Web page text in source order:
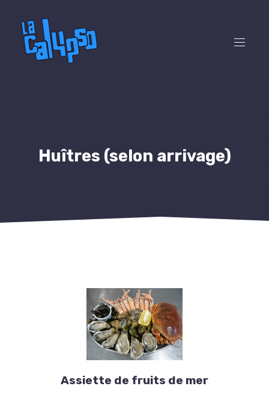
Huîtres (selon arrivage)
de
mer
Assiette de fruits de mer